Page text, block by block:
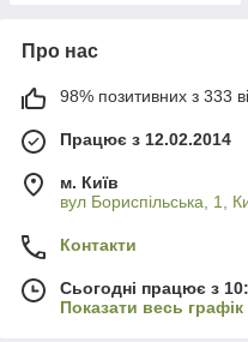
Про нас
98% позитивних з 333
Працює з 12.02.2014
м. Київ
вул Бориспільська, 1,
Контакти
Сьогодні працює з
Показати весь